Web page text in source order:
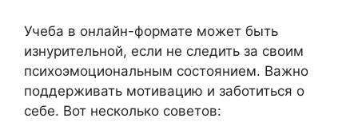
Учеба в онлайн-формате может быть
изнурительной, если не следить за своим
психоэмоциональным состоянием. Важно
поддерживать мотивацию и заботиться о
себе. Вот несколько советов: